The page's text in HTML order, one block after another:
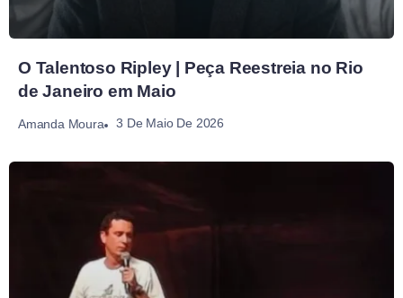
O Talentoso Ripley | Peça Reestreia no Rio
de Janeiro em Maio
Amanda Moura 3 De Maio De 2026